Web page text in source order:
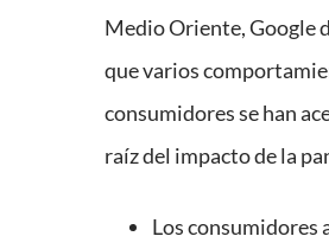
Medio Oriente, Google
que varios
consumidores se han
raíz del impacto de la
Los consumidores